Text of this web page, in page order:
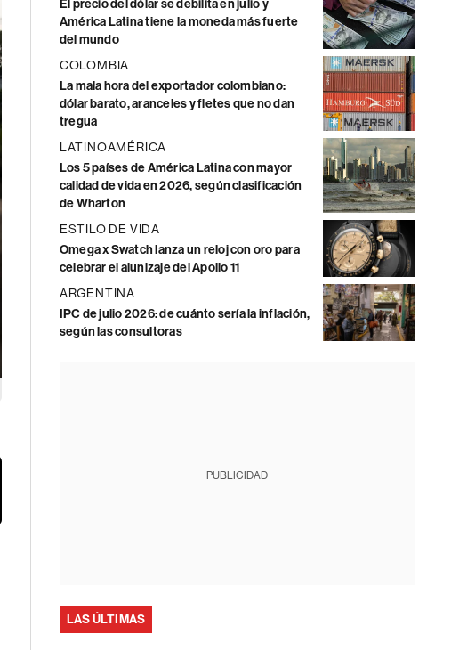
El precio del dólar se debilita en julio y
América Latina tiene la moneda más fuerte
del mundo
COLOMBIA
La mala hora del exportador colombiano:
dólar barato, aranceles y fletes que no dan
tregua
LATINOAMÉRICA
Los 5 países de América Latina con mayor
calidad de vida en 2026, según clasificación
de Wharton
ESTILO DE VIDA
Omega x Swatch lanza un reloj con oro para
celebrar el alunizaje del Apollo 11
ARGENTINA
IPC de julio 2026: de cuánto sería la inflación,
según las consultoras
PUBLICIDAD
LAS ÚLTIMAS